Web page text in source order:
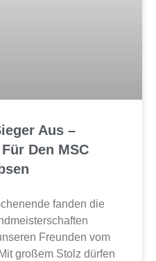
Aus –
Den MSC
fanden die
Freunden vom
großem Stolz dürfen